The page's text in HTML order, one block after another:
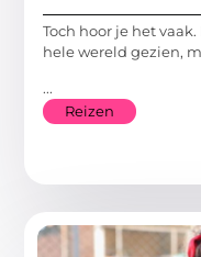
Toch hoor je het
hele wereld gezien,
...
Reizen